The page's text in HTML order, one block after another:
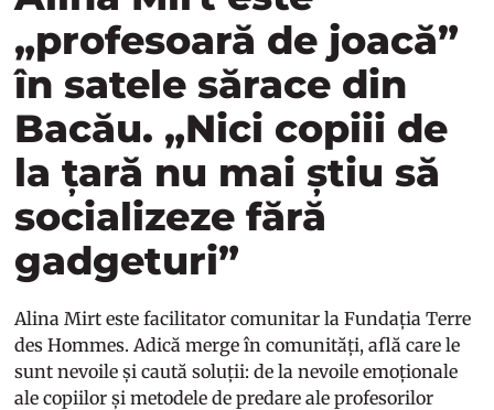
„profesoară de joacă”
în satele sărace din
Bacău. „Nici copiii de
la țară nu mai știu să
socializeze fără
gadgeturi”
Alina Mirt este facilitator comunitar la Fundația Terre
des Hommes. Adică merge în comunități, află care le
sunt nevoile și caută soluții: de la nevoile emoționale
ale copiilor și metodele de predare ale profesorilor